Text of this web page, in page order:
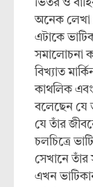
ভিতর ও
অনেক লেখা
এটাকে
সমালোচনা
বিখ্যাত
কাথলিক এবং
বলেছেন যে
যে তাঁর
চলচিত্রে
সেখানে
এখন